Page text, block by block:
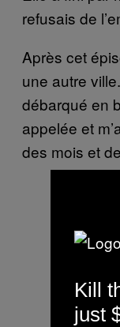
refusais de
Après cet
une autre
débarqué en
appelée et
des mois et
Kill
just